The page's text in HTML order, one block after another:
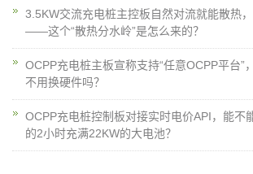
3.5KW交流充电桩主控板自然对流就能散热
——这个“散热分水岭”是怎么来的？
OCPP充电桩主板宣称支持“任意OCPP平台”
不用换硬件吗？
OCPP充电桩控制板对接实时电价API，能不
的2小时充满22KW的大电池？